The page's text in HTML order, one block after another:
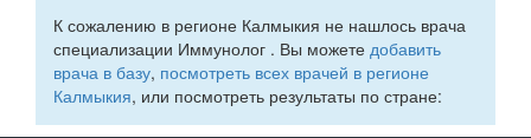
К сожалению в регионе Калмыкия не нашлось врача
специализации Иммунолог . Вы можете добавить
врача в базу, посмотреть всех врачей в регионе
Калмыкия, или посмотреть результаты по стране: